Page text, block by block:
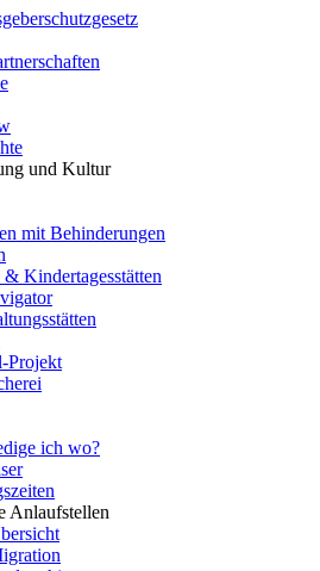
und Kultur
mit Behinderungen
& Kindertagesstätten
Projekt
ich wo?
Anlaufstellen